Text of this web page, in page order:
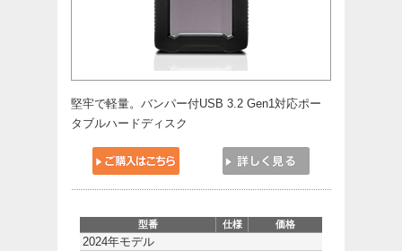
堅牢で軽量。バンパー付USB 3.2 Gen1対応ポー
タブルハードディスク
型番 仕様 価格
2024年モデル